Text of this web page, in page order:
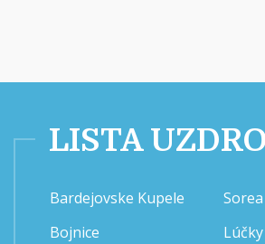
LISTA
Bardejovske Kupele
Bojnice
Lúčky